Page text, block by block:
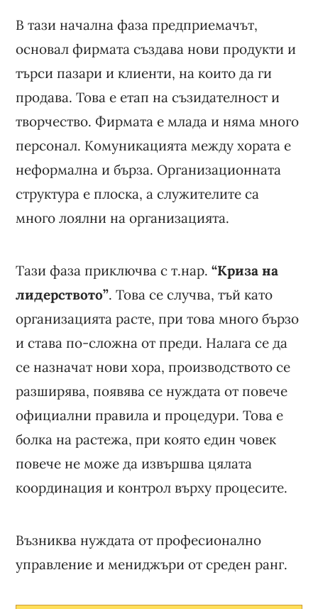
В тази начална фаза предприемачът,
основал фирмата създава нови продукти и
търси пазари и клиенти, на които да ги
продава. Това е етап на съзидателност и
творчество. Фирмата е млада и няма много
персонал. Комуникацията между хората е
неформална и бърза. Организационната
структура е плоска, а служителите са
много лоялни на организацията.
Тази фаза приключва с т.нар.“Криза на
лидерството”. Това се случва, тъй като
организацията расте, при това много бързо
и става по-сложна от преди. Налага се да
се назначат нови хора, производството се
разширява, появява се нуждата от повече
официални правила и процедури. Това е
болка на растежа, при която един човек
повече не може да извършва цялата
координация и контрол върху процесите.
Възниква нуждата от професионално
управление и мениджъри от среден ранг.